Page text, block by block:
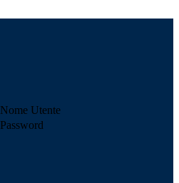
Nome Utente
Password